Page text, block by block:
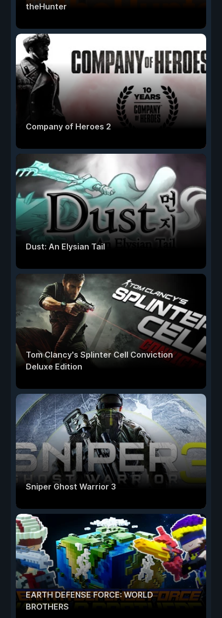
theHunter
Company of Heroes 2
Dust: An Elysian Tail
Tom Clancy's Splinter Cell Conviction
Deluxe Edition
Sniper Ghost Warrior 3
EARTH DEFENSE FORCE: WORLD
BROTHERS